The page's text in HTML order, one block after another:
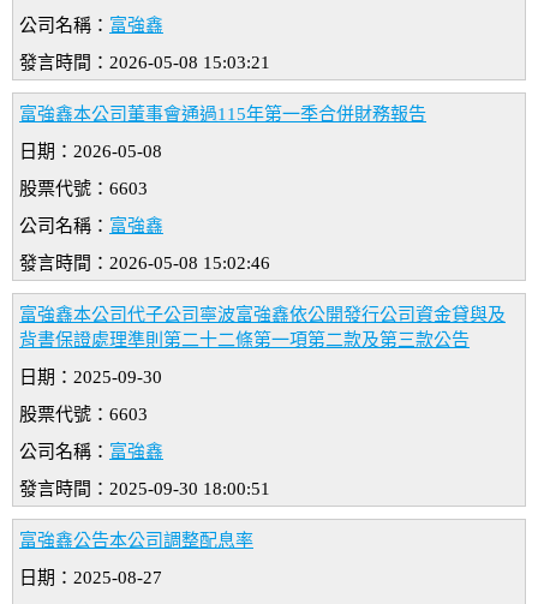
公司名稱： 富強鑫
發言時間：2026-05-08 15:03:21
富強鑫本公司董事會通過115年第一季合併財務報告
日期：2026-05-08
股票代號：6603
公司名稱： 富強鑫
發言時間：2026-05-08 15:02:46
富強鑫本公司代子公司寧波富強鑫依公開發行公司資金貸與及
背書保證處理準則第二十二條第一項第二款及第三款公告
日期：2025-09-30
股票代號：6603
公司名稱： 富強鑫
發言時間：2025-09-30 18:00:51
富強鑫公告本公司調整配息率
日期：2025-08-27